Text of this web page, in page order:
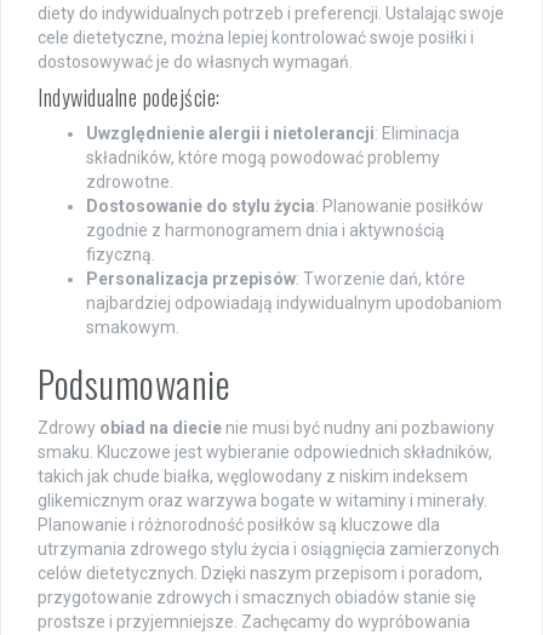
diety do indywidualnych potrzeb i preferencji. Ustalając swoje
cele dietetyczne, można lepiej kontrolować swoje posiłki i
dostosowywać je do własnych wymagań.
Indywidualne podejście:
Uwzględnienie alergii i nietolerancji: Eliminacja
składników, które mogą powodować problemy
zdrowotne.
Dostosowanie do stylu życia: Planowanie posiłków
zgodnie z harmonogramem dnia i aktywnością
fizyczną.
Personalizacja przepisów: Tworzenie dań, które
najbardziej odpowiadają indywidualnym upodobaniom
smakowym.
Podsumowanie
Zdrowy obiad na diecie nie musi być nudny ani pozbawiony
smaku. Kluczowe jest wybieranie odpowiednich składników,
takich jak chude białka, węglowodany z niskim indeksem
glikemicznym oraz warzywa bogate w witaminy i minerały.
Planowanie i różnorodność posiłków są kluczowe dla
utrzymania zdrowego stylu życia i osiągnięcia zamierzonych
celów dietetycznych. Dzięki naszym przepisom i poradom,
przygotowanie zdrowych i smacznych obiadów stanie się
prostsze i przyjemniejsze. Zachęcamy do wypróbowania